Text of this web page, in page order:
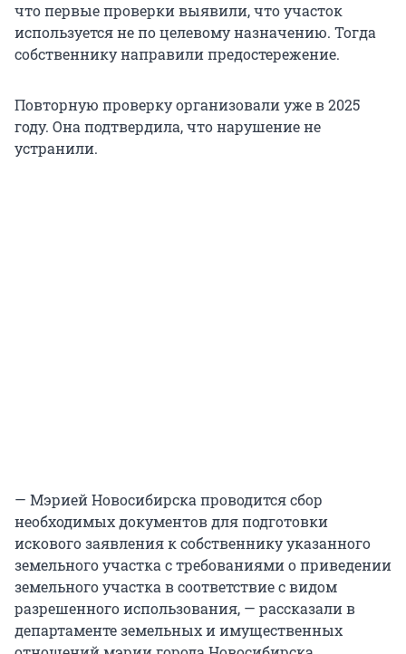
что первые проверки выявили, что участок
используется не по целевому назначению. Тогда
собственнику направили предостережение.
Повторную проверку организовали уже в 2025
году. Она подтвердила, что нарушение не
устранили.
— Мэрией Новосибирска проводится сбор
необходимых документов для подготовки
искового заявления к собственнику указанного
земельного участка с требованиями о приведении
земельного участка в соответствие с видом
разрешенного использования, — рассказали в
департаменте земельных и имущественных